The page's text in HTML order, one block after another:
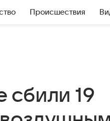
Происшествия
сбили 19